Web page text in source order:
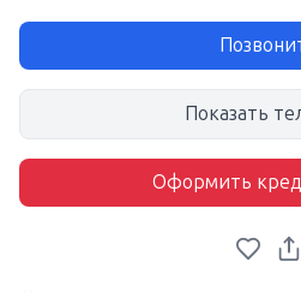
Показать
Оформить